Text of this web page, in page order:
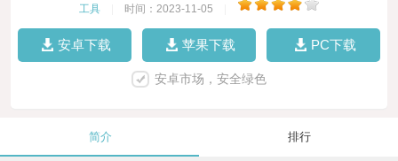
工具 时间：2023-11-05
安卓下载 苹果下载 PC下载
安卓市场，安全绿色
简介 排行